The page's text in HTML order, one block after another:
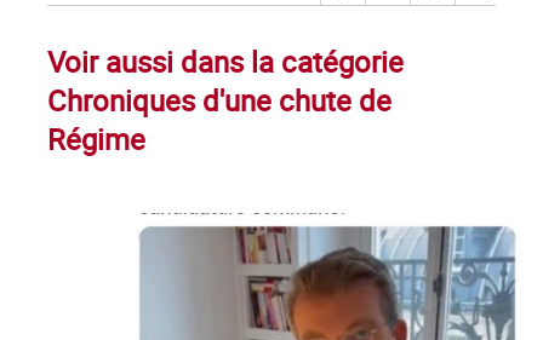
Voir aussi dans la catégorie
Chroniques d'une chute de
Régime